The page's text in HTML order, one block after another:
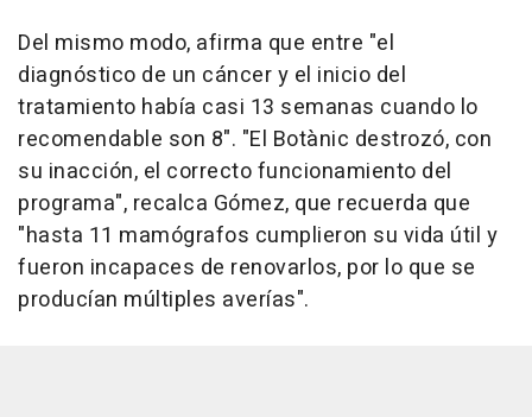
Del mismo modo, afirma que entre "el
diagnóstico de un cáncer y el inicio del
tratamiento había casi 13 semanas cuando lo
recomendable son 8". "El Botànic destrozó, con
su inacción, el correcto funcionamiento del
programa", recalca Gómez, que recuerda que
"hasta 11 mamógrafos cumplieron su vida útil y
fueron incapaces de renovarlos, por lo que se
producían múltiples averías".